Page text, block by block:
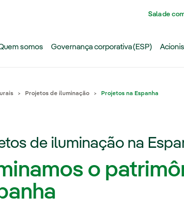
Sala de
somos Governança corporativa (ESP)
Projetos de iluminação Projetos na Espanha
de iluminação na
o